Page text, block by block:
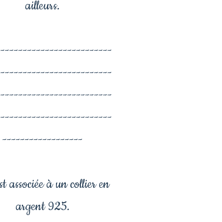
ailleurs.
------------------
associée à un collier en
argent 925.